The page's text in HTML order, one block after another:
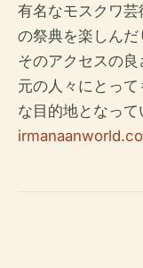
有名なモスクワ
の祭典を楽しんだ
そのアクセスの
元の人々にとっ
な目的地となって